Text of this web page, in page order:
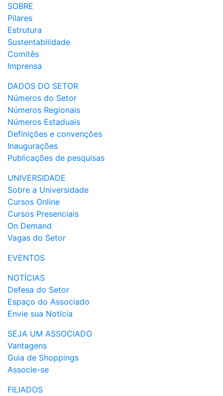
SOBRE
Pilares
Estrutura
Sustentabilidade
Comitês
Imprensa
DADOS DO SETOR
Números do Setor
Números Regionais
Números Estaduais
Definições e convenções
Inaugurações
Publicações de pesquisas
UNIVERSIDADE
Sobre a Universidade
Cursos Online
Cursos Presenciais
On Demand
Vagas do Setor
EVENTOS
NOTÍCIAS
Defesa do Setor
Espaço do Associado
Envie sua Notícia
SEJA UM ASSOCIADO
Vantagens
Guia de Shoppings
Associe-se
FILIADOS